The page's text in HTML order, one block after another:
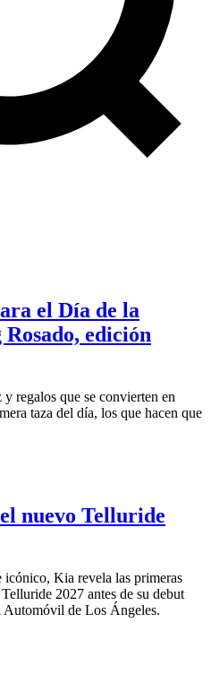
el Día de la
edición
regalos que se convierten en
taza del día, los que hacen que
nuevo Telluride
icónico, Kia revela las primeras
2027 antes de su debut
de Los Ángeles.